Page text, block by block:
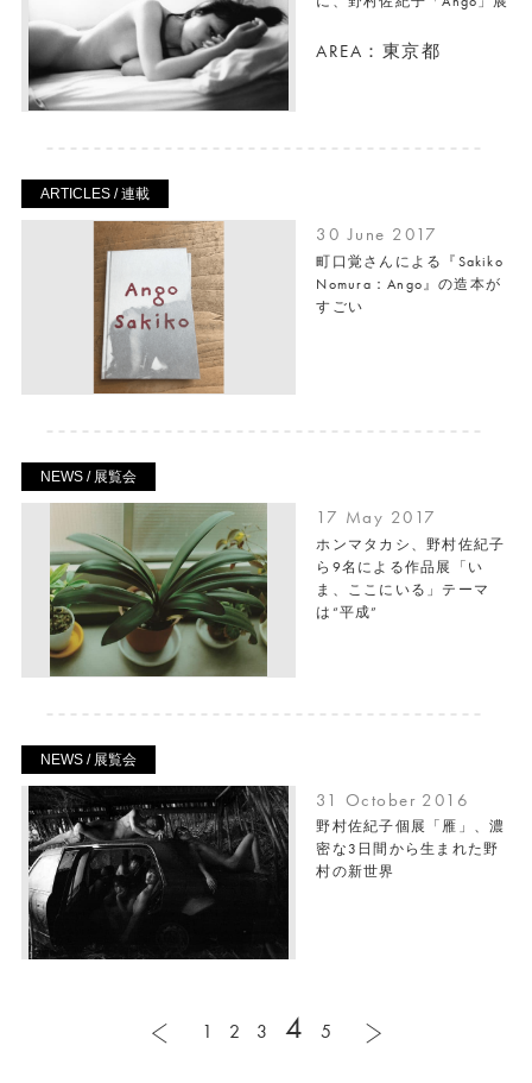
AREA：東京都
ARTICLES / 連載
30 June 2017
町口覚さんによる『Sakiko
Nomura：Ango』の造本が
すごい
NEWS / 展覧会
17 May 2017
ホンマタカシ、野村佐紀子
ら9名による作品展「い
ま、ここにいる」テーマ
は“平成”
NEWS / 展覧会
31 October 2016
野村佐紀子個展「雁」、濃
密な3日間から生まれた野
村の新世界
1 2 3 4 5